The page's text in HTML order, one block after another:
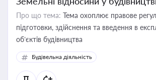
Про що тема: Тема охоплює правове
підготовки, здійснення та введення в
об’єктів будівництва
Будівельна діяльність